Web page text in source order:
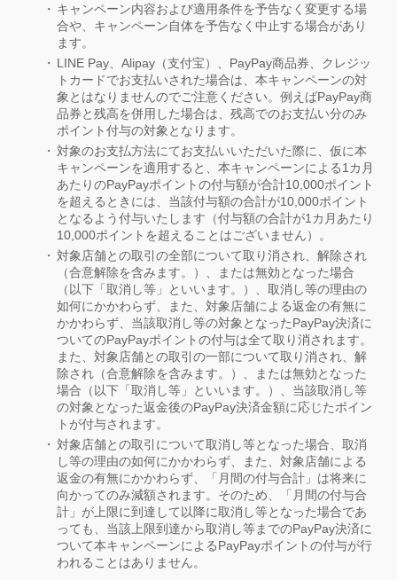
キャンペーン内容および適用条件を予告なく変更する場
合や、キャンペーン自体を予告なく中止する場合があり
ます。
LINE Pay、Alipay（支付宝）、PayPay商品券、クレジッ
トカードでお支払いされた場合は、本キャンペーンの対
象とはなりませんのでご注意ください。例えばPayPay商
品券と残高を併用した場合は、残高でのお支払い分のみ
ポイント付与の対象となります。
対象のお支払方法にてお支払いいただいた際に、仮に本
キャンペーンを適用すると、本キャンペーンによる1カ月
あたりのPayPayポイントの付与額が合計10,000ポイント
を超えるときには、当該付与額の合計が10,000ポイント
となるよう付与いたします（付与額の合計が1カ月あたり
10,000ポイントを超えることはございません）。
対象店舗との取引の全部について取り消され、解除され
（合意解除を含みます。）、または無効となった場合
（以下「取消し等」といいます。）、取消し等の理由の
如何にかかわらず、また、対象店舗による返金の有無に
かかわらず、当該取消し等の対象となったPayPay決済に
ついてのPayPayポイントの付与は全て取り消されます。
また、対象店舗との取引の一部について取り消され、解
除され（合意解除を含みます。）、または無効となった
場合（以下「取消し等」といいます。）、当該取消し等
の対象となった返金後のPayPay決済金額に応じたポイン
トが付与されます。
対象店舗との取引について取消し等となった場合、取消
し等の理由の如何にかかわらず、また、対象店舗による
返金の有無にかかわらず、「月間の付与合計」は将来に
向かってのみ減額されます。そのため、「月間の付与合
計」が上限に到達して以降に取消し等となった場合であ
っても、当該上限到達から取消し等までのPayPay決済に
ついて本キャンペーンによるPayPayポイントの付与が行
われることはありません。